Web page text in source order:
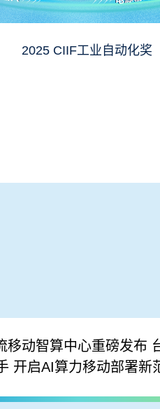
2025 CIIF工业自动化奖
移动智算中心重磅发布
开启AI算力移动部署新